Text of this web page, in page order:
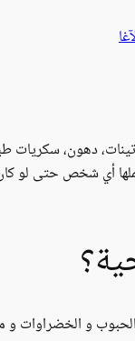
دهون،
شخص حتى لو كان
و الخضراوات و